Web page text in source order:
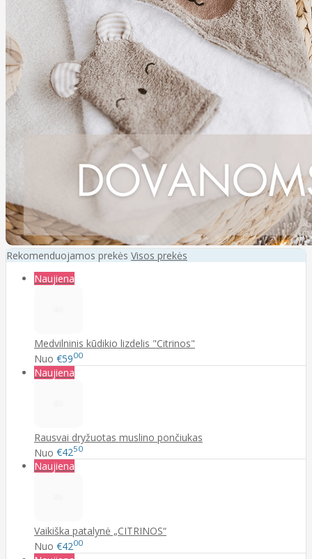
Rekomenduojamos prekės Visos prekės
Naujiena
Medvilninis kūdikio lizdelis "Citrinos"
Nuo €5900
Naujiena
Rausvai dryžuotas muslino pončiukas
Nuo €4250
Naujiena
Vaikiška patalynė „CITRINOS“
Nuo €4200